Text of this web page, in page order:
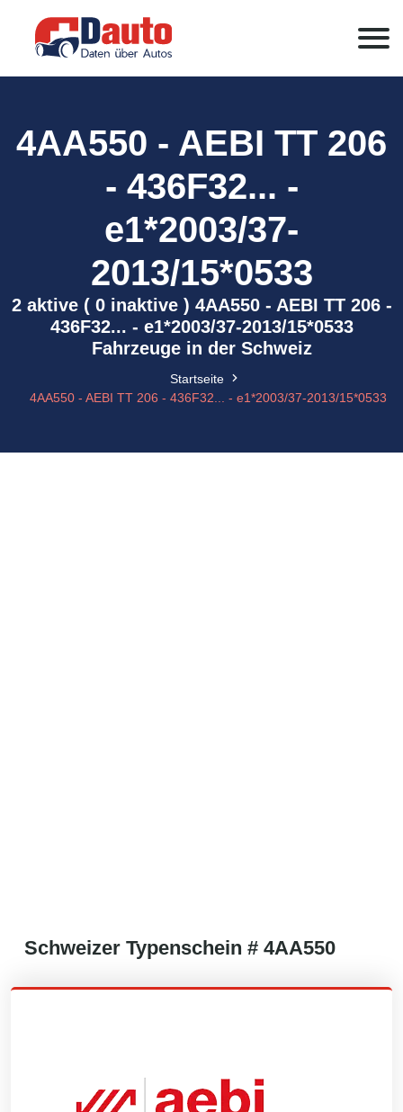
4AA550 - AEBI TT 206
- 436F32... -
e1*2003/37-
2013/15*0533
2 aktive ( 0 inaktive ) 4AA550 - AEBI TT 206 -
436F32... - e1*2003/37-2013/15*0533
Fahrzeuge in der Schweiz
Startseite
4AA550 - AEBI TT 206 - 436F32... - e1*2003/37-2013/15*0533
Schweizer Typenschein # 4AA550